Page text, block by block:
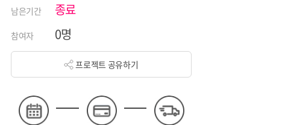
남은기간 종료
참여자 0명
프로젝트 공유하기